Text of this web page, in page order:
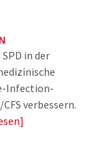
in der
Infection-
verbessern.